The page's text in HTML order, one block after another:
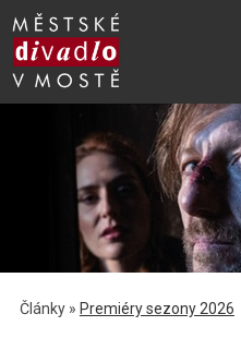
Články » Premiéry sezony 2026